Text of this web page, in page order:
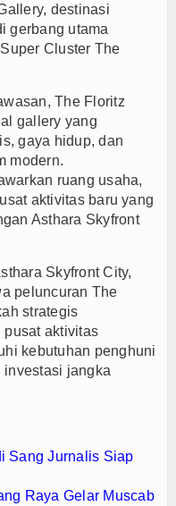
destinasi
gerbang utama
Cluster The
The Floritz
gallery yang
gaya hidup, dan
modern.
ruang usaha,
aktivitas baru yang
Asthara Skyfront
Skyfront City,
peluncuran The
strategis
pusat aktivitas
kebutuhan penghuni
jangka
Sang Jurnalis Siap
Raya Gelar Muscab